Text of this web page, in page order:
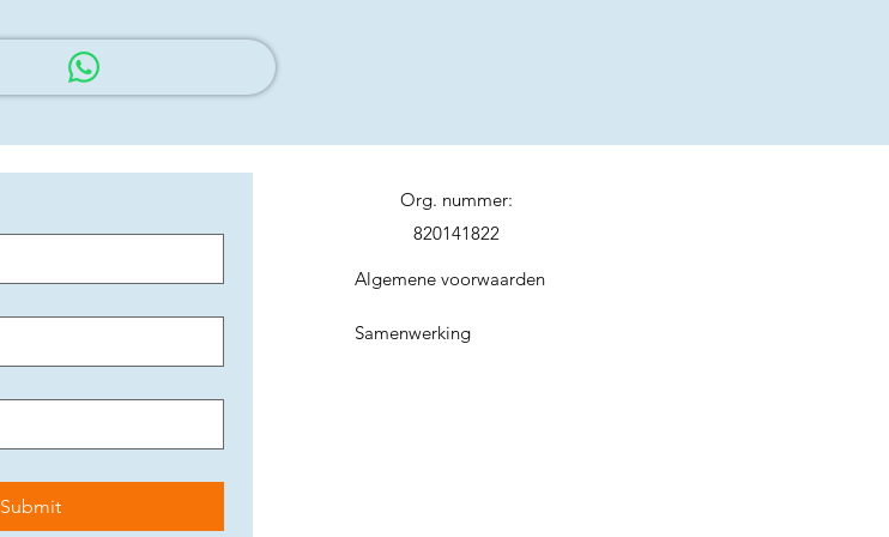
Submit
Org. nummer:
820141822
Algemene voorwaarden
Samenwerking